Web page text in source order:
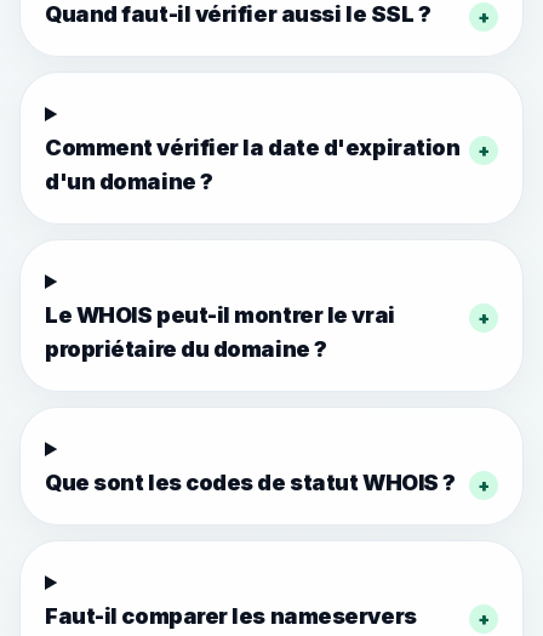
Quand faut-il vérifier aussi le SSL ? +
Comment vérifier la date d'expiration
d'un domaine ?
+
Le WHOIS peut-il montrer le vrai
propriétaire du domaine ?
+
Que sont les codes de statut WHOIS ? +
Faut-il comparer les nameservers
+